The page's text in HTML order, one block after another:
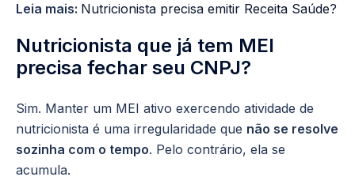
Leia mais: Nutricionista precisa emitir Receita Saúde?
Nutricionista que já tem MEI
precisa fechar seu CNPJ?
Sim. Manter um MEI ativo exercendo atividade de
nutricionista é uma irregularidade que não se resolve
sozinha com o tempo. Pelo contrário, ela se
acumula.